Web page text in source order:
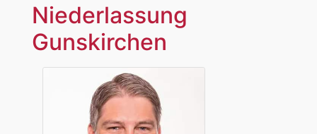
Niederlassung
Gunskirchen